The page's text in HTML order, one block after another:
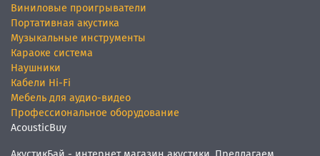
Виниловые проигрыватели
Портативная акустика
Музыкальные инструменты
Караоке система
Наушники
Кабели Hi-Fi
Мебель для аудио-видео
Профессиональное оборудование
AcousticBuy